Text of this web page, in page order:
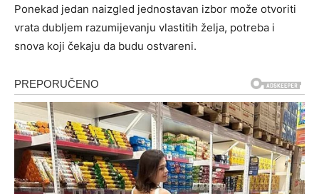
Ponekad jedan naizgled jednostavan izbor može otvoriti
vrata dubljem razumijevanju vlastitih želja, potreba i
snova koji čekaju da budu ostvareni.